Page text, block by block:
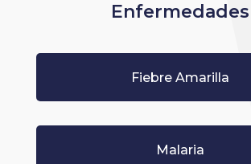
Enfermedades
Fiebre Amarilla
Malaria